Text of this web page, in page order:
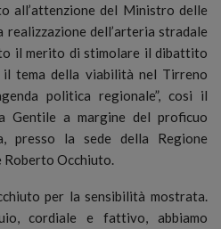
all’attenzione del Ministro delle
dell’arteria stradale
il merito di stimolare il dibattito
tema della viabilità nel Tirreno
politica regionale”, cosi il
Gentile a margine del proficuo
presso la sede della Regione
Roberto Occhiuto.
per la sensibilità mostrata.
cordiale e fattivo, abbiamo